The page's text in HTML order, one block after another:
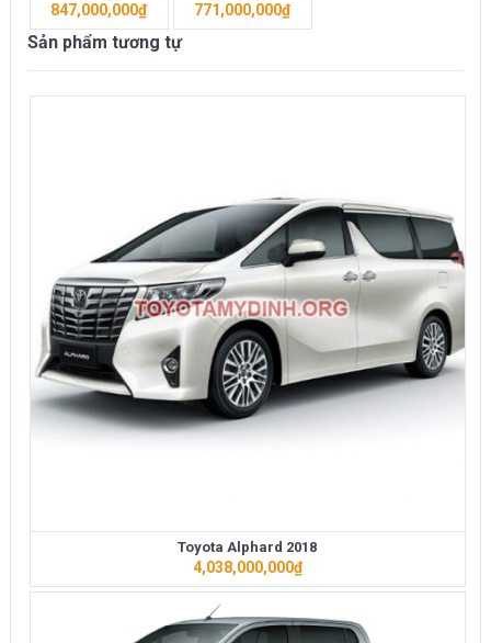
847,000,000₫ 771,000,000₫
Sản phẩm tương tự
Toyota Alphard 2018
4,038,000,000₫